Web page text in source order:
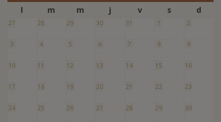
l m m j v s d
27 28 29 30 31 1 2
3 4 5 6 7 8 9
10 11 12 13 14 15 16
17 18 19 20 21 22 23
24 25 26 27 28 29 30